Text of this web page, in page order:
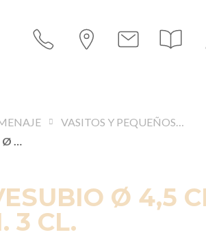
VASITOS Y PEQUEÑOS RECIPIENTES
MINI BOL VESUBIO Ø 4,5 CM. ALT. 3,5 CM. 3 CL.
Ø 4,5
3 CL.